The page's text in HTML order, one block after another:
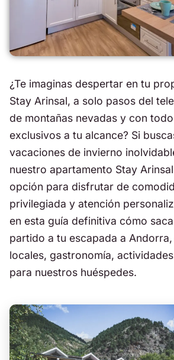
¿Te imaginas despertar en tu
Stay Arinsal, a solo pasos del
de montañas nevadas y con
exclusivos a tu alcance? Si
vacaciones de invierno
nuestro apartamento Stay
opción para disfrutar de
privilegiada y atención
en esta guía definitiva cómo
partido a tu escapada a
locales, gastronomía,
para nuestros huéspedes.